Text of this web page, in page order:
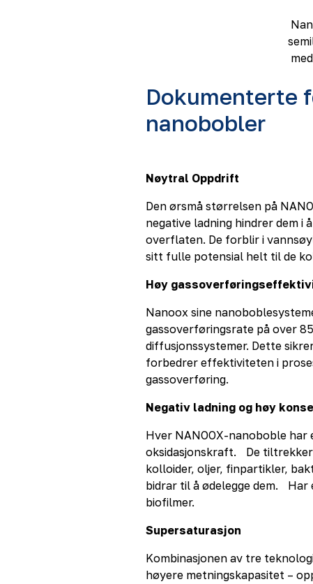
Dokumenterte
nanobobler
Nøytral Oppdrift
Den ørsmå størrelsen på
negative ladning hindrer dem i
overflaten. De forblir i
sitt fulle potensial helt til de
Høy
Nanoox sine
gassoverføringsrate på over
diffusjonssystemer. Dette
forbedrer effektiviteten i
gassoverføring.
Negativ ladning og høy
Hver NANOOX-nanoboble har
oksidasjonskraft. De
kolloider, oljer, finpartikler,
bidrar til å ødelegge dem. Har
biofilmer.
Supersaturasjon
Kombinasjonen av tre
høyere metningskapasitet –